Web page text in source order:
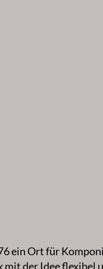
ein Ort für
der Idee flexibel